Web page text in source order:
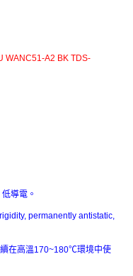
WANC51-A2 BK TDS-
導電。
permanently antistatic,
在高溫170~180℃環境中使